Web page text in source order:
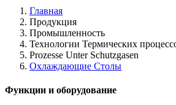
Главная
Продукция
Промышленность
Технологии Термических
Prozesse Unter Schutzgasen
Охлаждающие Столы
Функции и оборудование